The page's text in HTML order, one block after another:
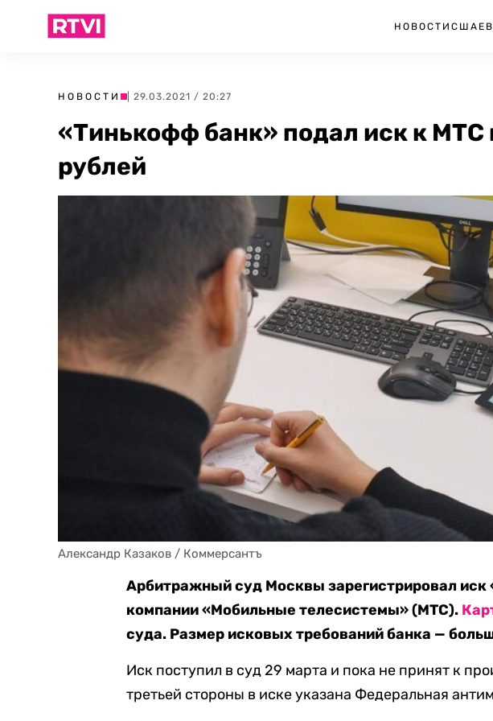
НОВОСТИ США
НОВОСТИ | 29.03.2021 / 20:27
«Тинькофф банк» подал иск к МТС
рублей
Александр Казаков / Коммерсантъ
Арбитражный суд Москвы зарегистрировал иск
компании «Мобильные телесистемы» (МТС).
суда. Размер исковых требований банка —
Иск поступил в суд 29 марта и пока не принят к
третьей стороны в иске указана Федеральная